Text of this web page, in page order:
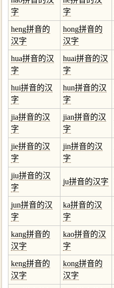
字
字
heng拼音的
汉字
hong拼音的
汉字
hua拼音的汉
字
huai拼音的汉
字
hui拼音的汉
字
hun拼音的汉
字
jia拼音的汉
字
jian拼音的汉
字
jie拼音的汉
字
jin拼音的汉
字
jiu拼音的汉
字
ju拼音的汉字
jun拼音的汉
字
ka拼音的汉
字
kang拼音的
汉字
kao拼音的汉
字
keng拼音的
汉字
kong拼音的
汉字